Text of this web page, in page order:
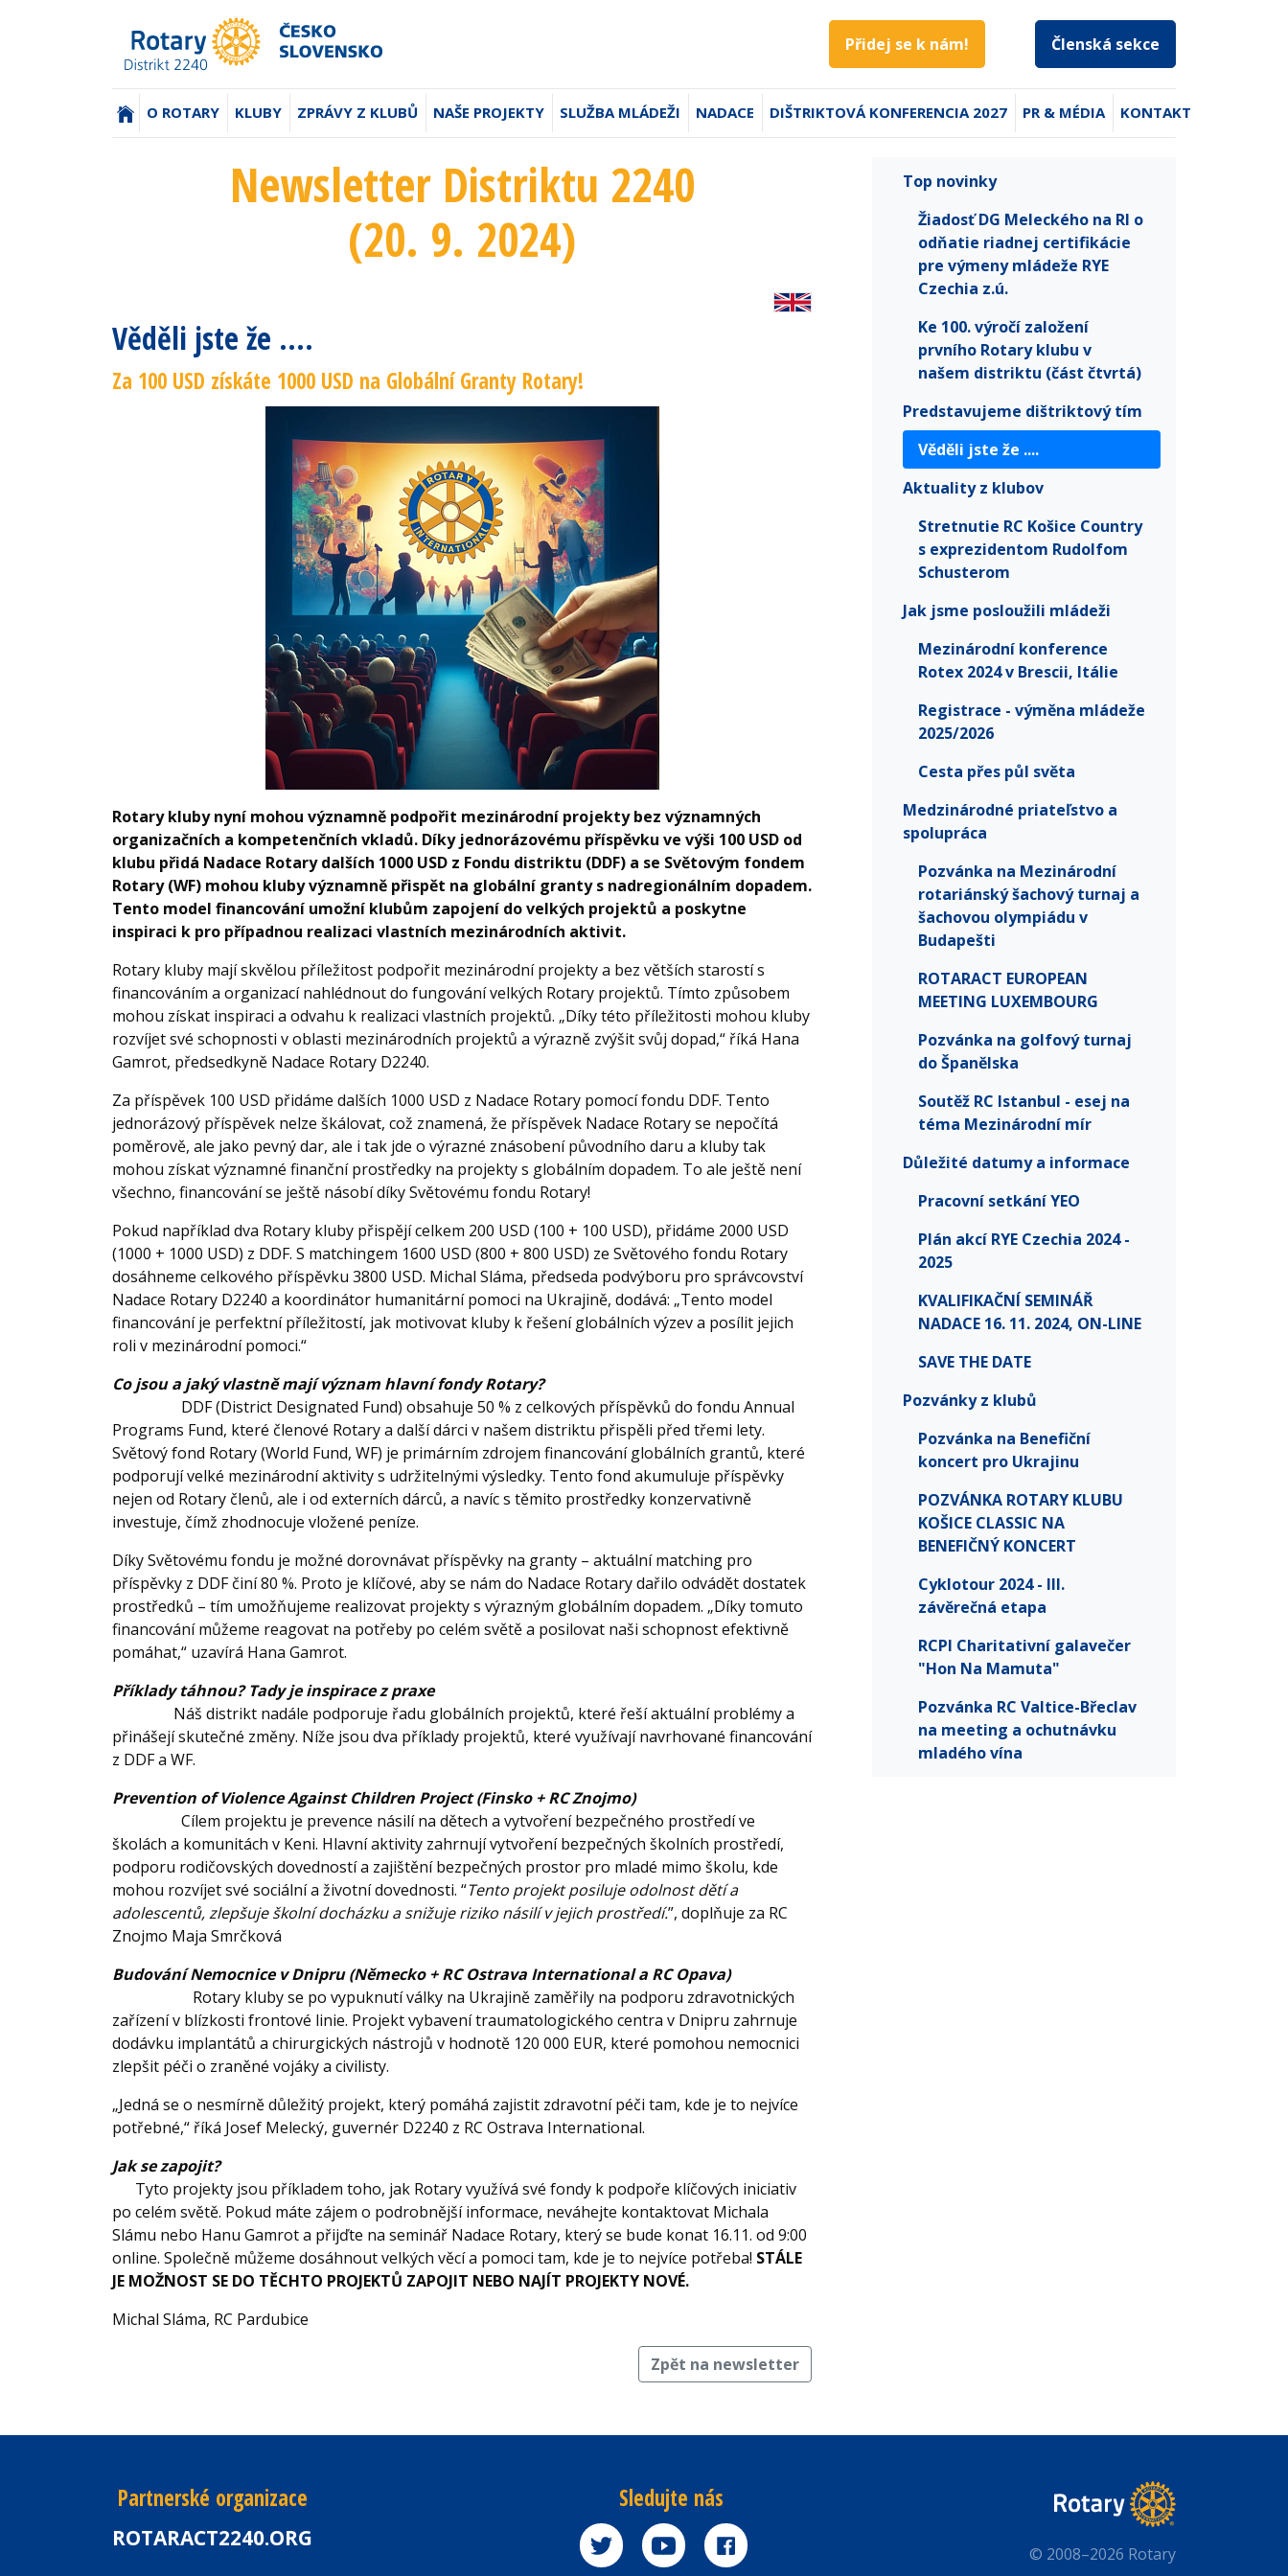
Přidej se k nám! Členská sekce
(AKTUÁLNÍ)
O ROTARY KLUBY ZPRÁVY Z KLUBŮ NAŠE PROJEKTY SLUŽBA MLÁDEŽI NADACE DIŠTRIKTOVÁ KONFERENCIA 2027 PR & MÉDIA KONTAKT
Newsletter Distriktu 2240
(20. 9. 2024)
Věděli jste že ....
Za 100 USD získáte 1000 USD na Globální Granty Rotary!
Rotary kluby nyní mohou významně podpořit mezinárodní projekty bez významných
organizačních a kompetenčních vkladů. Díky jednorázovému příspěvku ve výši 100 USD od
klubu přidá Nadace Rotary dalších 1000 USD z Fondu distriktu (DDF) a se Světovým fondem
Rotary (WF) mohou kluby významně přispět na globální granty s nadregionálním dopadem.
Tento model financování umožní klubům zapojení do velkých projektů a poskytne
inspiraci k pro případnou realizaci vlastních mezinárodních aktivit.
Rotary kluby mají skvělou příležitost podpořit mezinárodní projekty a bez větších starostí s
financováním a organizací nahlédnout do fungování velkých Rotary projektů. Tímto způsobem
mohou získat inspiraci a odvahu k realizaci vlastních projektů. „Díky této příležitosti mohou kluby
rozvíjet své schopnosti v oblasti mezinárodních projektů a výrazně zvýšit svůj dopad,“ říká Hana
Gamrot, předsedkyně Nadace Rotary D2240.
Za příspěvek 100 USD přidáme dalších 1000 USD z Nadace Rotary pomocí fondu DDF. Tento
jednorázový příspěvek nelze škálovat, což znamená, že příspěvek Nadace Rotary se nepočítá
poměrově, ale jako pevný dar, ale i tak jde o výrazné znásobení původního daru a kluby tak
mohou získat významné finanční prostředky na projekty s globálním dopadem. To ale ještě není
všechno, financování se ještě násobí díky Světovému fondu Rotary!
Pokud například dva Rotary kluby přispějí celkem 200 USD (100 + 100 USD), přidáme 2000 USD
(1000 + 1000 USD) z DDF. S matchingem 1600 USD (800 + 800 USD) ze Světového fondu Rotary
dosáhneme celkového příspěvku 3800 USD. Michal Sláma, předseda podvýboru pro správcovství
Nadace Rotary D2240 a koordinátor humanitární pomoci na Ukrajině, dodává: „Tento model
financování je perfektní příležitostí, jak motivovat kluby k řešení globálních výzev a posílit jejich
roli v mezinárodní pomoci.“
Co jsou a jaký vlastně mají význam hlavní fondy Rotary?
DDF (District Designated Fund) obsahuje 50 % z celkových příspěvků do fondu Annual
Programs Fund, které členové Rotary a další dárci v našem distriktu přispěli před třemi lety.
Světový fond Rotary (World Fund, WF) je primárním zdrojem financování globálních grantů, které
podporují velké mezinárodní aktivity s udržitelnými výsledky. Tento fond akumuluje příspěvky
nejen od Rotary členů, ale i od externích dárců, a navíc s těmito prostředky konzervativně
investuje, čímž zhodnocuje vložené peníze.
Díky Světovému fondu je možné dorovnávat příspěvky na granty – aktuální matching pro
příspěvky z DDF činí 80 %. Proto je klíčové, aby se nám do Nadace Rotary dařilo odvádět dostatek
prostředků – tím umožňujeme realizovat projekty s výrazným globálním dopadem. „Díky tomuto
financování můžeme reagovat na potřeby po celém světě a posilovat naši schopnost efektivně
pomáhat,“ uzavírá Hana Gamrot.
Příklady táhnou? Tady je inspirace z praxe
Náš distrikt nadále podporuje řadu globálních projektů, které řeší aktuální problémy a
přinášejí skutečné změny. Níže jsou dva příklady projektů, které využívají navrhované financování
z DDF a WF.
Prevention of Violence Against Children Project (Finsko + RC Znojmo)
Cílem projektu je prevence násilí na dětech a vytvoření bezpečného prostředí ve
školách a komunitách v Keni. Hlavní aktivity zahrnují vytvoření bezpečných školních prostředí,
podporu rodičovských dovedností a zajištění bezpečných prostor pro mladé mimo školu, kde
mohou rozvíjet své sociální a životní dovednosti. “Tento projekt posiluje odolnost dětí a
adolescentů, zlepšuje školní docházku a snižuje riziko násilí v jejich prostředí.”, doplňuje za RC
Znojmo Maja Smrčková
Budování Nemocnice v Dnipru (Německo + RC Ostrava International a RC Opava)
Rotary kluby se po vypuknutí války na Ukrajině zaměřily na podporu zdravotnických
zařízení v blízkosti frontové linie. Projekt vybavení traumatologického centra v Dnipru zahrnuje
dodávku implantátů a chirurgických nástrojů v hodnotě 120 000 EUR, které pomohou nemocnici
zlepšit péči o zraněné vojáky a civilisty.
„Jedná se o nesmírně důležitý projekt, který pomáhá zajistit zdravotní péči tam, kde je to nejvíce
potřebné,“ říká Josef Melecký, guvernér D2240 z RC Ostrava International.
Jak se zapojit?
Tyto projekty jsou příkladem toho, jak Rotary využívá své fondy k podpoře klíčových iniciativ
po celém světě. Pokud máte zájem o podrobnější informace, neváhejte kontaktovat Michala
Slámu nebo Hanu Gamrot a přijďte na seminář Nadace Rotary, který se bude konat 16.11. od 9:00
online. Společně můžeme dosáhnout velkých věcí a pomoci tam, kde je to nejvíce potřeba! STÁLE
JE MOŽNOST SE DO TĚCHTO PROJEKTŮ ZAPOJIT NEBO NAJÍT PROJEKTY NOVÉ.
Michal Sláma, RC Pardubice
Zpět na newsletter
Top novinky
Žiadosť DG Meleckého na RI o
odňatie riadnej certifikácie
pre výmeny mládeže RYE
Czechia z.ú.
Ke 100. výročí založení
prvního Rotary klubu v
našem distriktu (část čtvrtá)
Predstavujeme dištriktový tím
Věděli jste že ....
Aktuality z klubov
Stretnutie RC Košice Country
s exprezidentom Rudolfom
Schusterom
Jak jsme posloužili mládeži
Mezinárodní konference
Rotex 2024 v Brescii, Itálie
Registrace - výměna mládeže
2025/2026
Cesta přes půl světa
Medzinárodné priateľstvo a
spolupráca
Pozvánka na Mezinárodní
rotariánský šachový turnaj a
šachovou olympiádu v
Budapešti
ROTARACT EUROPEAN
MEETING LUXEMBOURG
Pozvánka na golfový turnaj
do Španělska
Soutěž RC Istanbul - esej na
téma Mezinárodní mír
Důležité datumy a informace
Pracovní setkání YEO
Plán akcí RYE Czechia 2024 -
2025
KVALIFIKAČNÍ SEMINÁŘ
NADACE 16. 11. 2024, ON-LINE
SAVE THE DATE
Pozvánky z klubů
Pozvánka na Benefiční
koncert pro Ukrajinu
POZVÁNKA ROTARY KLUBU
KOŠICE CLASSIC NA
BENEFIČNÝ KONCERT
Cyklotour 2024 - III.
závěrečná etapa
RCPI Charitativní galavečer
"Hon Na Mamuta"
Pozvánka RC Valtice-Břeclav
na meeting a ochutnávku
mladého vína
Partnerské organizace
ROTARACT2240.ORG
Sledujte nás
© 2008–2026 Rotary